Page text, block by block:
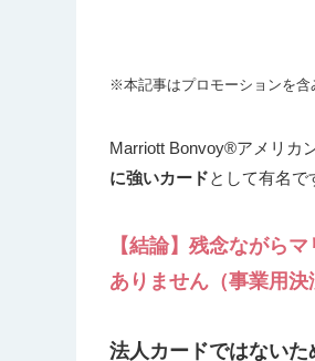
※本記事はプロモーションを含
Marriott Bonvoy®アメリカ
に強いカードとして有名で
【結論】残念ながら
ありません（事業用決
法人カードではない